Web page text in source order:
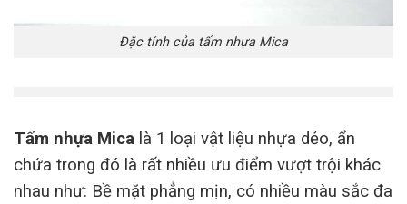
Đặc tính của tấm nhựa Mica
Tấm nhựa Mica là 1 loại vật liệu nhựa dẻo, ẩn
chứa trong đó là rất nhiều ưu điểm vượt trội khác
nhau như: Bề mặt phẳng mịn, có nhiều màu sắc đa